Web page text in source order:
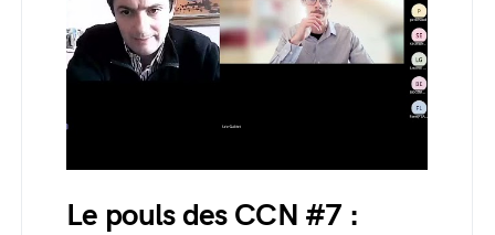
Le pouls des CCN #7 :